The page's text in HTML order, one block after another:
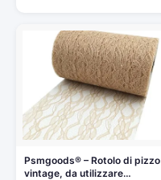
Psmgoods® – Rotolo di pizzo
vintage, da utilizzare…